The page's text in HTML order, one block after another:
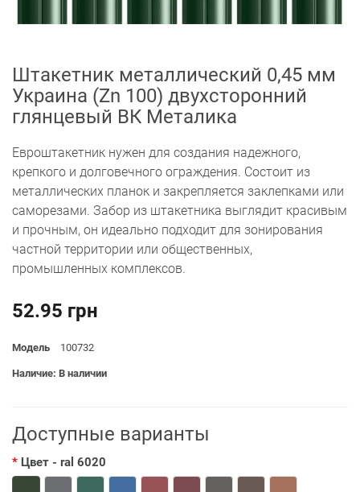
Штакетник металлический 0,45 мм
Украина (Zn 100) двухсторонний
глянцевый ВК Металика
Евроштакетник нужен для создания надежного,
крепкого и долговечного ограждения. Состоит из
металлических планок и закрепляется заклепками или
саморезами. Забор из штакетника выглядит красивым
и прочным, он идеально подходит для зонирования
частной территории или общественных,
промышленных комплексов.
52.95 грн
Модель 100732
Наличие: В наличии
Доступные варианты
Цвет - ral 6020